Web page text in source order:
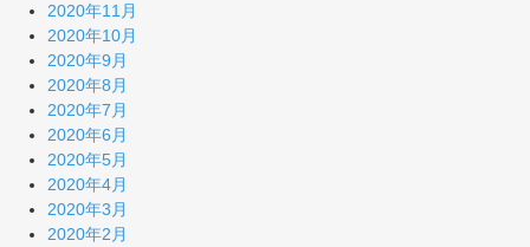
2020年11月
2020年10月
2020年9月
2020年8月
2020年7月
2020年6月
2020年5月
2020年4月
2020年3月
2020年2月